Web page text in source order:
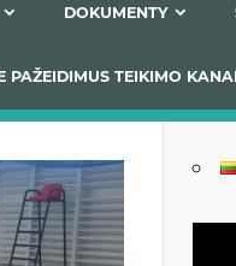
APIE